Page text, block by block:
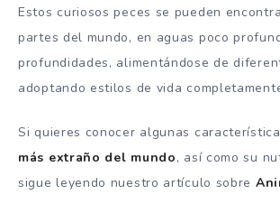
Estos curiosos peces se pueden
partes del mundo, en aguas poco
profundidades, alimentándose de
adoptando estilos de vida
Si quieres conocer algunas
más extraño del mundo, así como su
sigue leyendo nuestro artículo sobre